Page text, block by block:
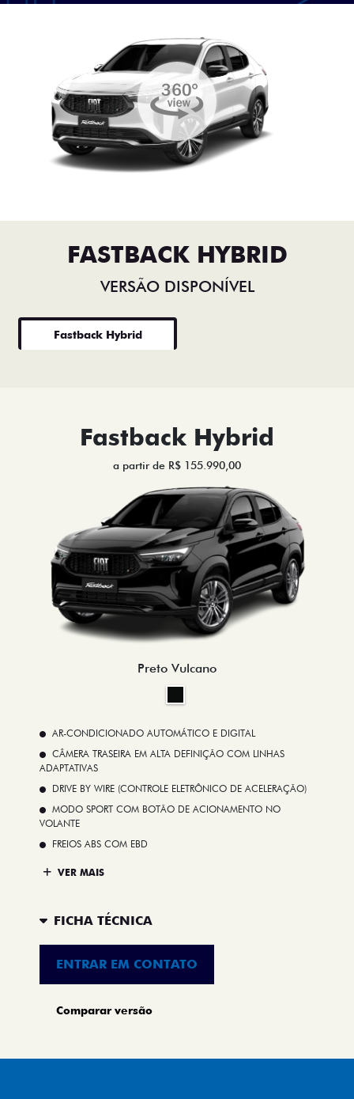
FASTBACK HYBRID
VERSÃO DISPONÍVEL
Fastback Hybrid
Fastback Hybrid
a partir de R$ 155.990,00
Preto Vulcano
AR-CONDICIONADO AUTOMÁTICO E DIGITAL
CÂMERA TRASEIRA EM ALTA DEFINIÇÃO COM LINHAS
ADAPTATIVAS
DRIVE BY WIRE (CONTROLE ELETRÔNICO DE ACELERAÇÃO)
MODO SPORT COM BOTÃO DE ACIONAMENTO NO
VOLANTE
FREIOS ABS COM EBD
VER MAIS
FICHA TÉCNICA
ENTRAR EM CONTATO
Comparar versão